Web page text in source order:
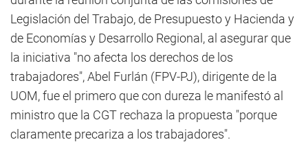
Legislación del Trabajo, de Presupuesto y Hacienda y
de Economías y Desarrollo Regional, al asegurar que
la iniciativa "no afecta los derechos de los
trabajadores", Abel Furlán (FPV-PJ), dirigente de la
UOM, fue el primero que con dureza le manifestó al
ministro que la CGT rechaza la propuesta "porque
claramente precariza a los trabajadores".